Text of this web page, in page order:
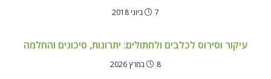
7 ביוני 2018
עיקור וסירוס לכלבים ולחתולים: יתרונות, סיכונים והחלמה
8 במרץ 2026